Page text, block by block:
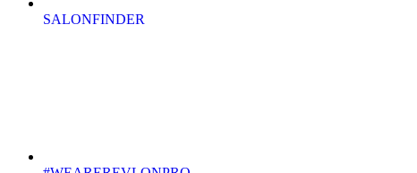
SALONFINDER